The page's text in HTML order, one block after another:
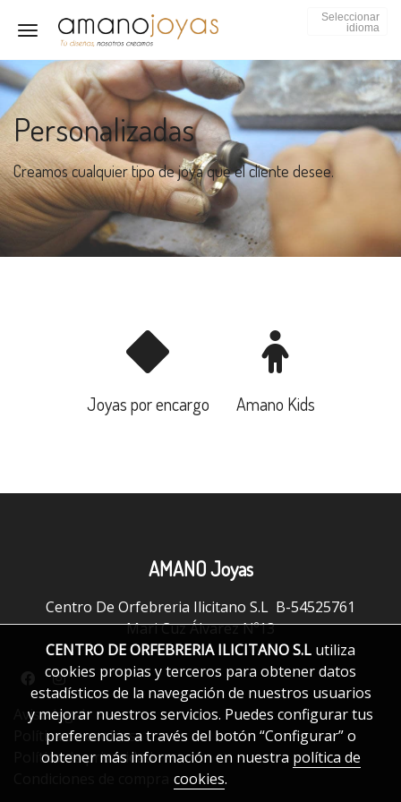
Seleccionar
idioma
Toggle navigation
Personalizadas
Creamos cualquier tipo de joya que el cliente desee.
Joyas por encargo Amano Kids
AMANO Joyas
Centro De Orfebreria Ilicitano S.L B-54525761
Mari Cuz Álvarez Nº13
Aviso legal
Política de cookies
Política de privacidad
CENTRO DE ORFEBRERIA ILICITANO S.L utiliza
cookies propias y terceros para obtener datos
estadísticos de la navegación de nuestros usuarios
y mejorar nuestros servicios. Puedes configurar tus
preferencias a través del botón “Configurar” o
obtener más información en nuestra política de
cookies.